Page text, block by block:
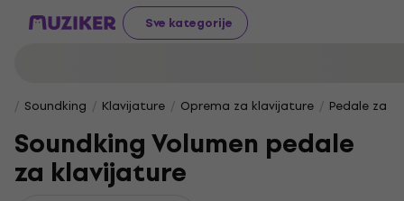
Sve kategorije
Soundking Klavijature Oprema za klavijature Pedale za
Soundking Volumen pedale
za klavijature